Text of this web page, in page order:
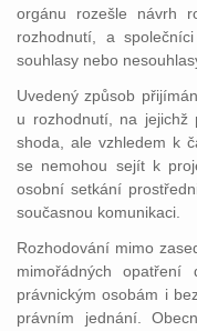
orgánu rozešle návrh
rozhodnutí, a
souhlasy nebo
Uvedený způsob
u rozhodnutí, na jejichž
shoda, ale vzhledem k
se nemohou sejít k
osobní setkání
současnou komunikaci.
Rozhodování mimo
mimořádných
právnickým osobám i
právním jednání.